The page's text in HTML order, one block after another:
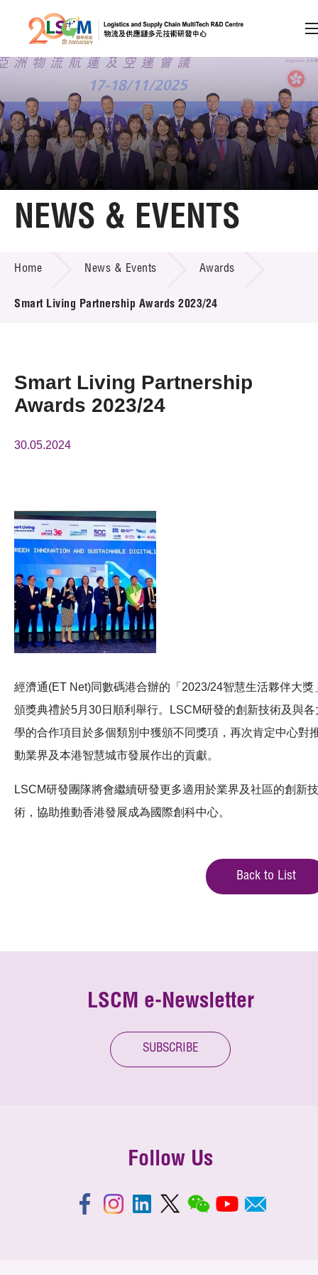
Skip to content (Press enter)
Member Login
A A EN 繁 简
Home
Technology Transfer
Project & Funding Schemes
Awards
Press Room
Tech Articles
Membership
NEWS & EVENTS
Home News & Events Awards
Smart Living Partnership Awards 2023/24
Smart Living Partnership
Awards 2023/24
30.05.2024
經濟通(ET Net)同數碼港合辦的「2023/24智慧生活夥伴大獎
頒獎典禮於5月30日順利舉行。LSCM研發的創新技術及與各
學的合作項目於多個類別中獲頒不同獎項，再次肯定中心對
動業界及本港智慧城市發展作出的貢獻。
LSCM研發團隊將會繼續研發更多適用於業界及社區的創新技
術，協助推動香港發展成為國際創科中心。
Back to List
LSCM e-Newsletter
SUBSCRIBE
Follow Us